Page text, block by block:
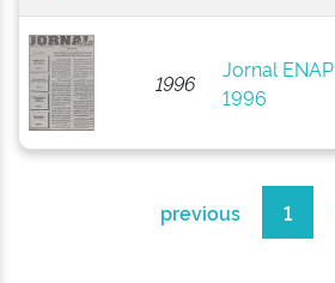
1996
Jornal ENAP
1996
previous 1